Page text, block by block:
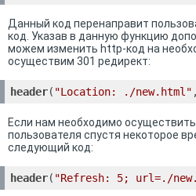
Данный код перенаправит
код. Указав в данную функцию
можем изменить http-код на
осуществим 301 редирект:
header( "Location: ./new.html"
Если нам необходимо
пользователя спустя некоторое
следующий код:
header( "Refresh: 5; url=./